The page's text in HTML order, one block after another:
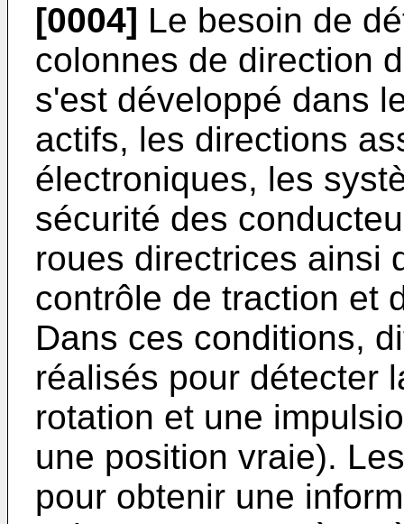
[0004] Le besoin de
colonnes de direction
s'est développé dans
actifs, les directions
électroniques, les
sécurité des
roues directrices ainsi
contrôle de traction et
Dans ces conditions,
réalisés pour détecter
rotation et une
une position vraie).
pour obtenir une